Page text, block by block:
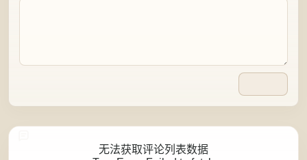
无法获取评论列表数据